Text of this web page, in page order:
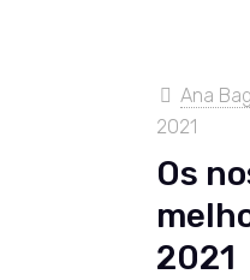
Ana
2021
Os
2021